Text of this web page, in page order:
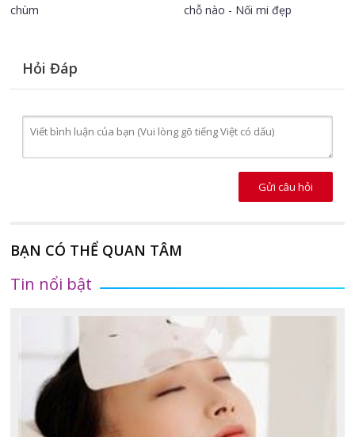
chùm
chỗ nào - Nối mi đẹp
Hỏi Đáp
Gửi câu hỏi
BẠN CÓ THỂ QUAN TÂM
Tin nổi bật